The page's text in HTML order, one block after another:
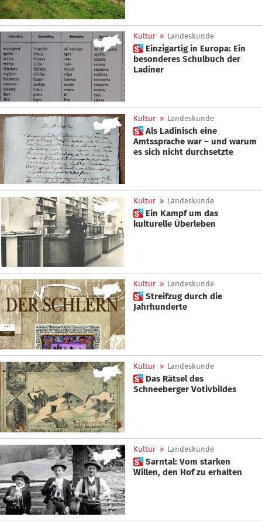
Kultur » Landeskunde
 Einzigartig in Europa: Ein
besonderes Schulbuch der
Ladiner
Kultur » Landeskunde
 Als Ladinisch eine
Amtssprache war – und warum
es sich nicht durchsetzte
Kultur » Landeskunde
 Ein Kampf um das
kulturelle Überleben
Kultur » Landeskunde
 Streifzug durch die
Jahrhunderte
Kultur » Landeskunde
 Das Rätsel des
Schneeberger Votivbildes
Kultur » Landeskunde
 Sarntal: Vom starken
Willen, den Hof zu erhalten